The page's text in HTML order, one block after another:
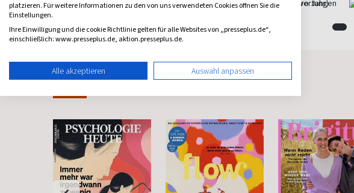
4,68 (monatlich) 4,40 (8 x pro Jahr) 4,63 (15 x pro Jahr)
Frauenzeitschriften
platzieren. Für weitere Informationen zu den von uns verwendeten Cookies öffnen Sie die
Einstellungen.
Ihre Einwilligung und die cookie Richtlinie gelten für alle Websites von „presseplus.de“,
einschließlich: www.presseplus.de, aktion.presseplus.de.
Alle akzeptieren Auswahl anpassen